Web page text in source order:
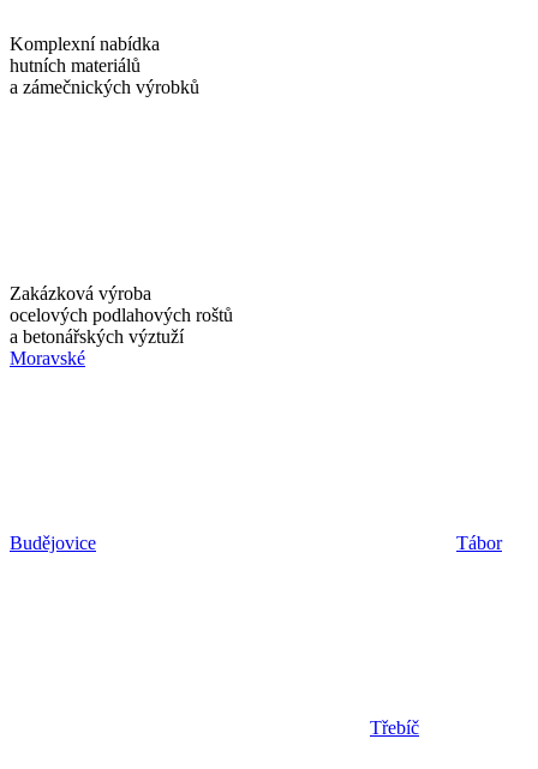
Komplexní nabídka
hutních materiálů
a zámečnických výrobků
Zakázková výroba
ocelových podlahových roštů
a betonářských výztuží
Moravské
Budějovice Tábor
Třebíč